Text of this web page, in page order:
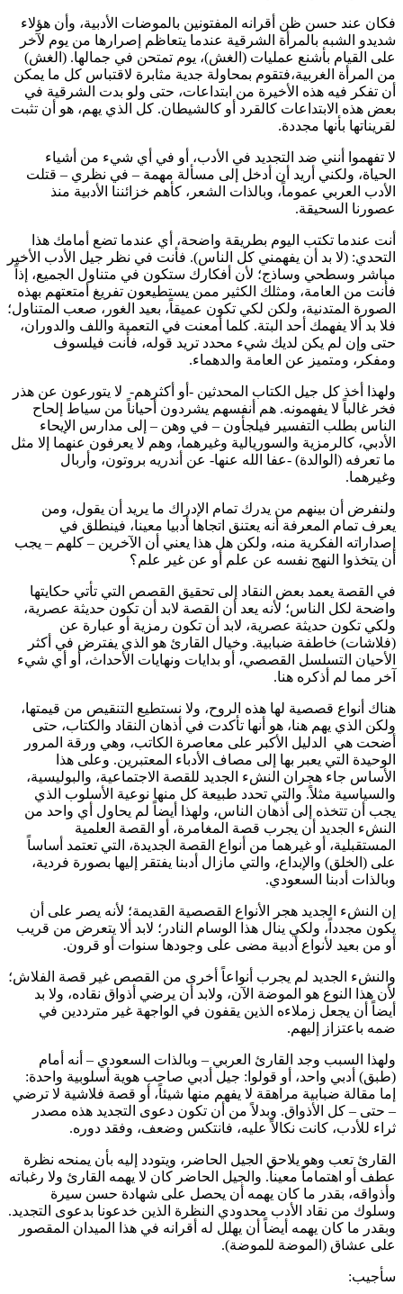
فكان عند حسن ظن أقرانه المفتونين بالموضات الأدبية، وأن هؤلاء
شديدو الشبه بالمرأة الشرقية عندما يتعاظم إصرارها من يوم لآخر
على القيام بأشنع عمليات (الغش)، يوم تمتحن في جمالها. (الغش)
من المرأة الغربية،فتقوم بمحاولة جدية مثابرة لاقتباس كل ما يمكن
أن تفكر فيه هذه الأخيرة من ابتداعات، حتى ولو بدت الشرقية في
بعض هذه الابتداعات كالقرد أو كالشيطان. كل الذي يهم، هو أن تثبت
لقريناتها بأنها مجددة.
لا تفهموا أنني ضد التجديد في الأدب، أو في أي شيء من أشياء
الحياة، ولكني أريد أن أدخل إلى مسألة مهمة – في نظري – قتلت
الأدب العربي عموماً، وبالذات الشعر، كأهم خزائننا الأدبية منذ
عصورنا السحيقة.
أنت عندما تكتب اليوم بطريقة واضحة، أي عندما تضع أمامك هذا
التحدي: (لا بد أن يفهمني كل الناس). فأنت في نظر جيل الأدب الأخير
مباشر وسطحي وساذج؛ لأن أفكارك ستكون في متناول الجميع، إذاً
فأنت من العامة، ومثلك الكثير ممن يستطيعون تفريغ أمتعتهم بهذه
الصورة المتدنية، ولكن لكي تكون عميقاً، بعيد الغور، صعب المتناول؛
فلا بد ألا يفهمك أحد البتة. كلما أمعنت في التعمية واللف والدوران،
حتى وإن لم يكن لديك شيء محدد تريد قوله، فأنت فيلسوف
ومفكر، ومتميز عن العامة والدهماء.
ولهذا أخذ كل جيل الكتاب المحدثين -أو أكثرهم- لا يتورعون عن هذر
فخر غالباً لا يفهمونه. هم أنفسهم يشردون أحياناً من سياط إلحاح
الناس بطلب التفسير فيلجأون – في وهن – إلى مدارس الإيحاء
الأدبي، كالرمزية والسوريالية وغيرهما، وهم لا يعرفون عنهما إلا مثل
ما تعرفه (الوالدة) -عفا الله عنها- عن أندريه بروتون، وأربال
وغيرهما.
ولنفرض أن بينهم من يدرك تمام الإدراك ما يريد أن يقول، ومن
يعرف تمام المعرفة أنه يعتنق اتجاها أدبيا معينا، فينطلق في
إصداراته الفكرية منه، ولكن هل هذا يعني أن الآخرين – كلهم – يجب
أن يتخذوا النهج نفسه عن علم أو عن غير علم؟
في القصة يعمد بعض النقاد إلى تحقيق القصص التي تأتي حكايتها
واضحة لكل الناس؛ لأنه يعد أن القصة لابد أن تكون حديثة عصرية،
ولكي تكون حديثة عصرية، لابد أن تكون رمزية أو عبارة عن
(فلاشات) خاطفة ضبابية. وخيال القارئ هو الذي يفترض في أكثر
الأحيان التسلسل القصصي، أو بدايات ونهايات الأحداث، أو أي شيء
آخر مما لم أذكره هنا.
هناك أنواع قصصية لها هذه الروح، ولا نستطيع التنقيص من قيمتها،
ولكن الذي يهم هنا، هو أنها تأكدت في أذهان النقاد والكتاب، حتى
أضحت هي الدليل الأكبر على معاصرة الكاتب، وهي ورقة المرور
الوحيدة التي يعبر بها إلى مصاف الأدباء المعتبرين. وعلى هذا
الأساس جاء هجران النشء الجديد للقصة الاجتماعية، والبوليسية،
والسياسية مثلاً. والتي تحدد طبيعة كل منها نوعية الأسلوب الذي
يجب أن تتخذه إلى أذهان الناس، ولهذا أيضاً لم يحاول أي واحد من
النشء الجديد أن يجرب قصة المغامرة، أو القصة العلمية
المستقبلية، أو غيرهما من أنواع القصة الجديدة، التي تعتمد أساساً
على (الخلق) والإبداع، والتي مازال أدبنا يفتقر إليها بصورة فردية،
وبالذات أدبنا السعودي.
إن النشء الجديد هجر الأنواع القصصية القديمة؛ لأنه يصر على أن
يكون مجدداً، ولكي ينال هذا الوسام النادر؛ لابد ألا يتعرض من قريب
أو من بعيد لأنواع أدبية مضى على وجودها سنوات أو قرون.
والنشء الجديد لم يجرب أنواعاً أخرى من القصص غير قصة الفلاش؛
لأن هذا النوع هو الموضة الآن، ولابد أن يرضي أذواق نقاده، ولا بد
أيضاً أن يجعل زملاءه الذين يقفون في الواجهة غير مترددين في
ضمه باعتزاز إليهم.
ولهذا السبب وجد القارئ العربي – وبالذات السعودي – أنه أمام
(طبق) أدبي واحد، أو قولوا: جيل أدبي صاحب هوية أسلوبية واحدة:
إما مقالة ضبابية مراهقة لا يفهم منها شيئاً، أو قصة فلاشية لا ترضي
– حتى – كل الأذواق. وبدلاً من أن تكون دعوى التجديد هذه مصدر
ثراء للأدب، كانت نكالاً عليه، فانتكس وضعف، وفقد دوره.
القارئ تعب وهو يلاحق الجيل الحاضر، ويتودد إليه بأن يمنحه نظرة
عطف أو اهتماماً معيناً. والجيل الحاضر كان لا يهمه القارئ ولا رغباته
وأذواقه، بقدر ما كان يهمه أن يحصل على شهادة حسن سيرة
وسلوك من نقاد الأدب محدودي النظرة الذين خدعونا بدعوى التجديد.
وبقدر ما كان يهمه أيضاً أن يهلل له أقرانه في هذا الميدان المقصور
على عشاق (الموضة للموضة).
سأجيب: